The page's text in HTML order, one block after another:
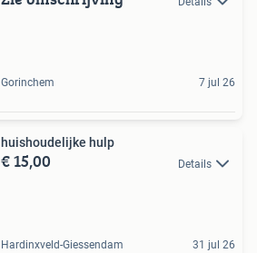
Gorinchem 7 jul 26
huishoudelijke hulp
€ 15,00 Details
Hardinxveld-Giessendam 31 jul 26